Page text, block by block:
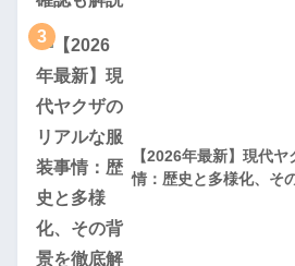
3
【2026年最新】現代
情：歴史と多様化、そ